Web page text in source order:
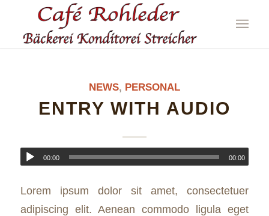
NEWS, PERSONAL
ENTRY WITH AUDIO
00:00 00:00
Lorem ipsum dolor sit amet, consectetuer
adipiscing elit. Aenean commodo ligula eget